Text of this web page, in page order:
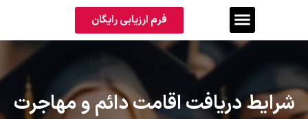
فرم ارزیابی رایگان
شرایط دریافت اقامت دائم و مهاجرت